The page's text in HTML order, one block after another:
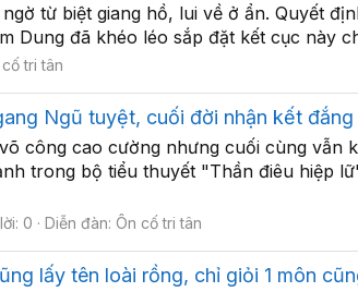
từ biệt giang hồ, lui về ở ẩn. Quyết
Dung đã khéo léo sắp đặt kết cục này
tri tân
Ngũ tuyệt, cuối đời nhận kết đắng
công cao cường nhưng cuối cùng vẫn
trong bộ tiểu thuyết "Thần điêu hiệp
0 Diễn đàn: Ôn cố tri tân
lấy tên loài rồng, chỉ giỏi 1 môn